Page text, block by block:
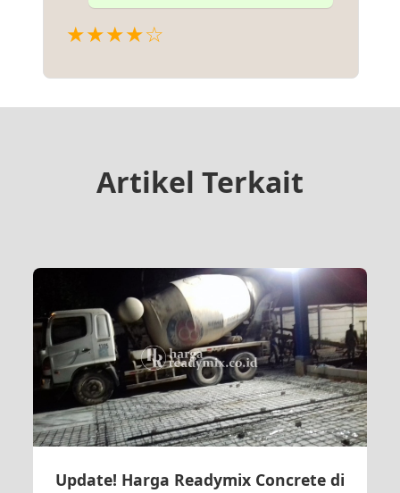
★★★★☆
Artikel Terkait
Update! Harga Readymix Concrete di